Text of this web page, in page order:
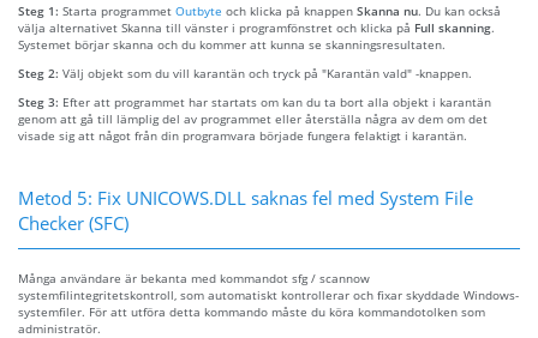
Steg 1: Starta programmet Outbyte och klicka på knappen Skanna nu. Du kan också
välja alternativet Skanna till vänster i programfönstret och klicka på Full skanning.
Systemet börjar skanna och du kommer att kunna se skanningsresultaten.
Steg 2: Välj objekt som du vill karantän och tryck på "Karantän vald" -knappen.
Steg 3: Efter att programmet har startats om kan du ta bort alla objekt i karantän
genom att gå till lämplig del av programmet eller återställa några av dem om det
visade sig att något från din programvara började fungera felaktigt i karantän.
Metod 5: Fix UNICOWS.DLL saknas fel med System File
Checker (SFC)
Många användare är bekanta med kommandot sfg / scannow
systemfilintegritetskontroll, som automatiskt kontrollerar och fixar skyddade Windows-
systemfiler. För att utföra detta kommando måste du köra kommandotolken som
administratör.